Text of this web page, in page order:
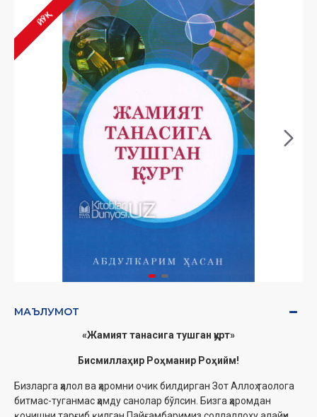
ЙЎҚ
МАЪЛУМОТ
«Жамият танасига тушган қурт»
Бисмиллаҳир Роҳманир Роҳийм!
Бизларга ҳалол ва ҳаромни очик билдирган Зот Аллоҳ таолога
битмас-туганмас ҳамду санолар бўлсин. Бизга ҳаромдан